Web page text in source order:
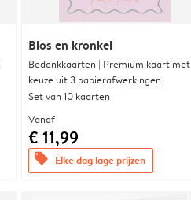
Blos en kronkel
Bedankkaarten | Premium kaart met
keuze uit 3 papierafwerkingen
Set van 10 kaarten
Vanaf
€ 11,99
offers Elke dag lage prijzen